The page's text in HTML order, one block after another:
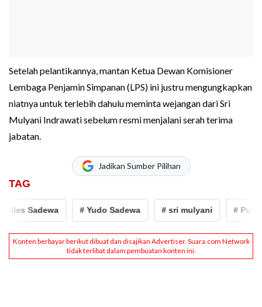
Setelah pelantikannya, mantan Ketua Dewan Komisioner
Lembaga Penjamin Simpanan (LPS) ini justru mengungkapkan
niatnya untuk terlebih dahulu meminta wejangan dari Sri
Mulyani Indrawati sebelum resmi menjalani serah terima
jabatan.
Jadikan Sumber Pilihan
TAG
Sadewa # Yudo Sadewa # sri mulyani #